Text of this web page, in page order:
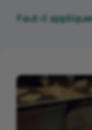
Faut-il